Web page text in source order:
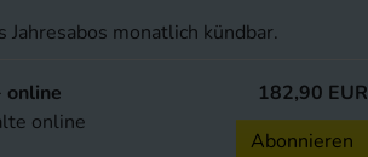
Jahresabos monatlich kündbar.
online
online
182,90 EUR
Abonnieren